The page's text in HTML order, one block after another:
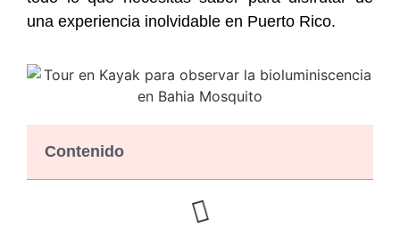
una experiencia inolvidable en Puerto Rico.
Contenido